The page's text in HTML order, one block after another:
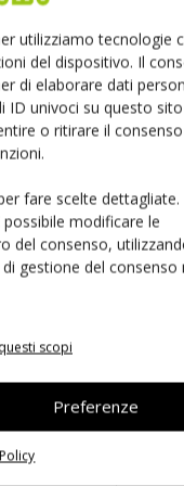
utilizziamo tecnologie
del dispositivo. Il
di elaborare dati
ID univoci su questo
o ritirare il
fare scelte dettagliate.
modificare le
del consenso,
gestione del consenso
scopi
Preferenze
sull’IA